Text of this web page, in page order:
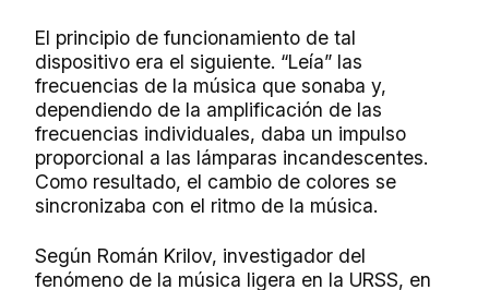
El principio de funcionamiento de tal
dispositivo era el siguiente. “Leía” las
frecuencias de la música que sonaba y,
dependiendo de la amplificación de las
frecuencias individuales, daba un impulso
proporcional a las lámparas incandescentes.
Como resultado, el cambio de colores se
sincronizaba con el ritmo de la música.
Según Román Krilov, investigador del
fenómeno de la música ligera en la URSS, en